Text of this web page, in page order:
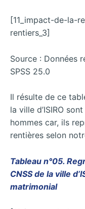
[11_impact-de-la-
rentiers_3]
Source : Données
SPSS 25.0
Il résulte de ce
la ville d’ISIRO
hommes car, ils
rentières selon
Tableau n°05.
CNSS de la ville
matrimonial